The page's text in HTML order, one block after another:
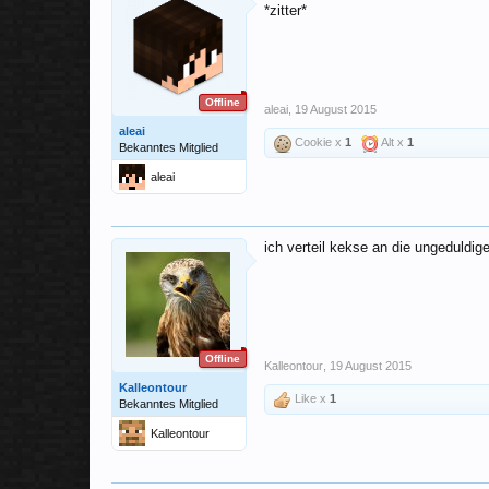
Offline
aleai
Bekanntes Mitglied
aleai
*zitter*
aleai 19 August 2015
Cookie x 1 Alt x 1
Offline
Kalleontour
Bekanntes Mitglied
Kalleontour
ich verteil kekse an die
Kalleontour 19 August 2015
Like x 1